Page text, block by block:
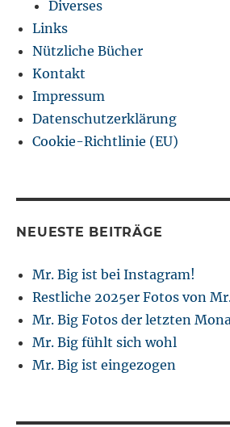
Diverses
Links
Nützliche Bücher
Kontakt
Impressum
Datenschutzerklärung
Cookie-Richtlinie (EU)
NEUESTE BEITRÄGE
Mr. Big ist bei Instagram!
Restliche 2025er Fotos von
Mr. Big Fotos der letzten
Mr. Big fühlt sich wohl
Mr. Big ist eingezogen